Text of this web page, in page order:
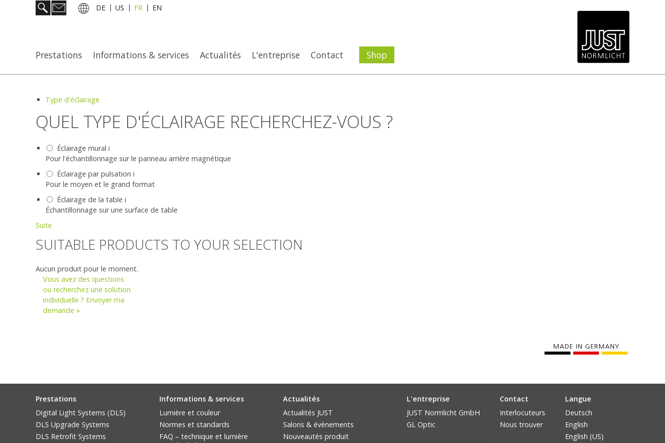
DE US FR EN
Prestations Informations & services Actualités L'entreprise Contact Shop
Type d'éclairage
QUEL TYPE D'ÉCLAIRAGE RECHERCHEZ-VOUS ?
Éclairage mural i
Pour l'échantillonnage sur le panneau arrière magnétique
Éclairage par pulsation i
Pour le moyen et le grand format
Éclairage de la table i
Échantillonnage sur une surface de table
Suite
SUITABLE PRODUCTS TO YOUR SELECTION
Aucun produit pour le moment.
Vous avez des questions
ou recherchez une solution
individuelle ? Envoyer ma
demande »
Prestations
Digital Light Systems (DLS)
DLS Upgrade Systems
DLS Retrofit Systems
Informations & services
Lumière et couleur
Normes et standards
FAQ – technique et lumière
Actualités
Actualités JUST
Salons & évènements
Nouveautés produit
L'entreprise
JUST Normlicht GmbH
GL Optic
Contact
Interlocuteurs
Nous trouver
Langue
Deutsch
English
English (US)